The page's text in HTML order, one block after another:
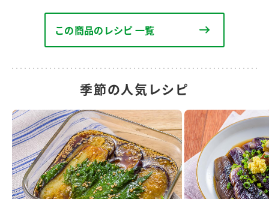
この商品のレシピ 一覧
季節の人気レシピ